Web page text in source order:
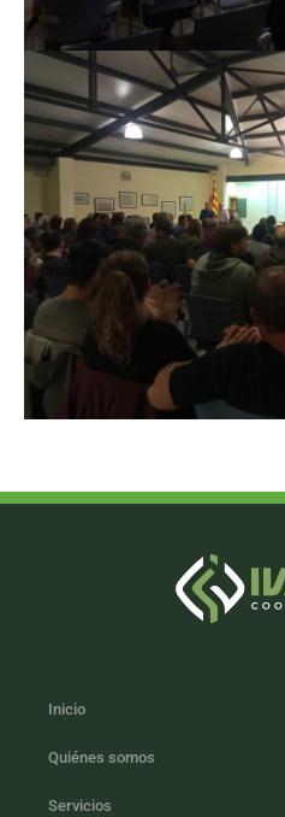
Inicio
Quiénes somos
Servicios